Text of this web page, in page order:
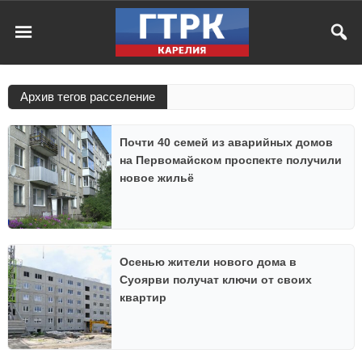
Архив тегов расселение
Почти 40 семей из аварийных домов
на Первомайском проспекте получили
новое жильё
Осенью жители нового дома в
Суоярви получат ключи от своих
квартир